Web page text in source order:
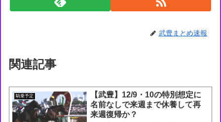
武豊まとめ速報
関連記事
騎乗予定
【武豊】12/9・10の特別想定に
名前なしで来週まで休養して再
来週復帰か？